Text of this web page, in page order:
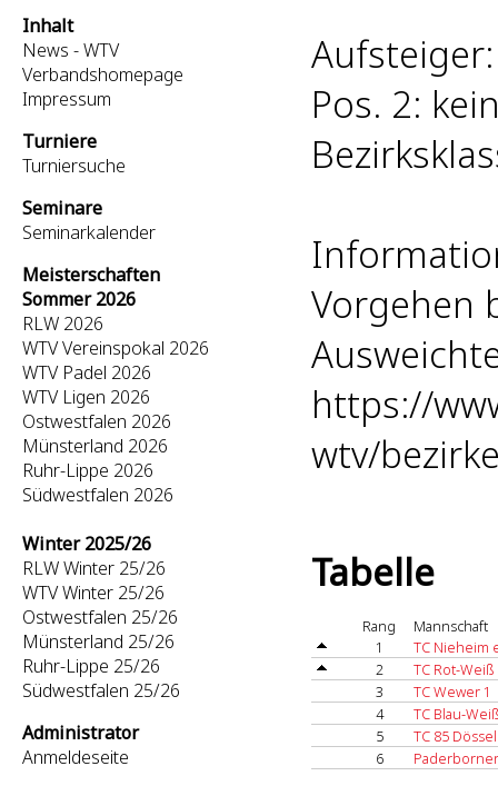
Inhalt
News - WTV
Verbandshomepage
Impressum
Turniere
Turniersuche
Seminare
Seminarkalender
Meisterschaften
Sommer 2026
RLW 2026
WTV Vereinspokal 2026
WTV Padel 2026
WTV Ligen 2026
Ostwestfalen 2026
Münsterland 2026
Ruhr-Lippe 2026
Südwestfalen 2026
Winter 2025/26
RLW Winter 25/26
WTV Winter 25/26
Ostwestfalen 25/26
Münsterland 25/26
Ruhr-Lippe 25/26
Südwestfalen 25/26
Administrator
Anmeldeseite
Pos. 2:
Vorgehen
https://
wtv/
Tabelle
Rang
Mannschaft
1
TC Nieheim
2
TC Rot-
3
TC Wewer 1
4
TC Blau-
5
TC 85 Dössel
6
Paderborner